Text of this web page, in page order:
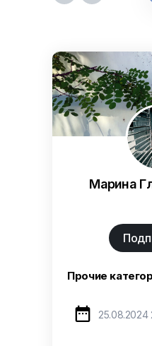
Марина
Прочие
 25.08.2024